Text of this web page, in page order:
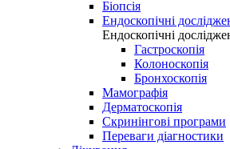
Біопсія
Ендоскопічні
Ендоскопічні
Гастроскопія
Колоноскопія
Бронхоскопія
Мамографія
Дерматоскопія
Скринінгові програми
Переваги діагностики